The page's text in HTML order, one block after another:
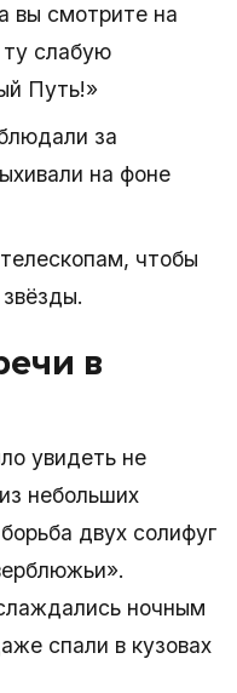
вы смотрите на
слабую
Путь!»
за
на фоне
чтобы
в
увидеть не
небольших
двух солифуг
ночным
спали в кузовах